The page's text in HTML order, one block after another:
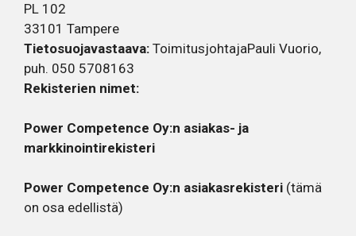
PL 102
33101 Tampere
Tietosuojavastaava: ToimitusjohtajaPauli Vuorio,
puh. 050 5708163
Rekisterien nimet:
Power Competence Oy:n asiakas- ja
markkinointirekisteri
Power Competence Oy:n asiakasrekisteri (tämä
on osa edellistä)